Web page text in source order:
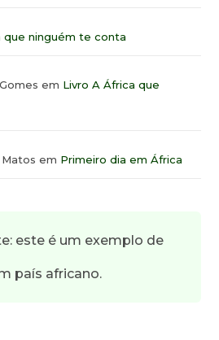
que ninguém te conta
em Livro A África que
em Primeiro dia em África
este é um exemplo de
país africano.